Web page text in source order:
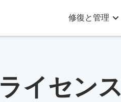
修復と管理
ライセン